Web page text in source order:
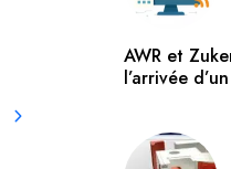
AWR et
l’arrivée